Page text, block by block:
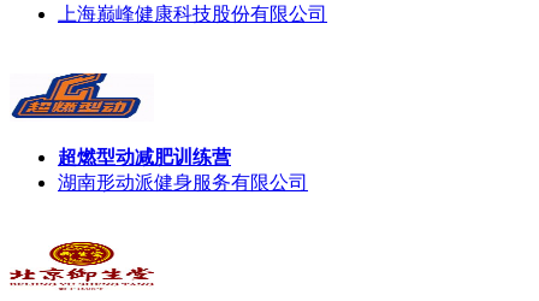
上海巅峰健康科技股份有限公司
超燃型动减肥训练营
湖南形动派健身服务有限公司